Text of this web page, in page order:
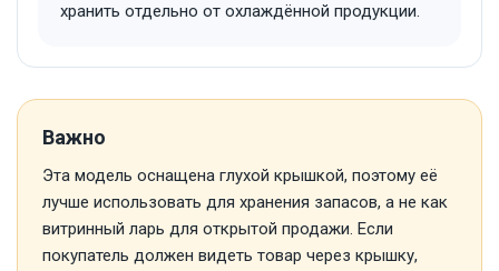
хранить отдельно от охлаждённой продукции.
Важно
Эта модель оснащена глухой крышкой, поэтому её
лучше использовать для хранения запасов, а не как
витринный ларь для открытой продажи. Если
покупатель должен видеть товар через крышку,